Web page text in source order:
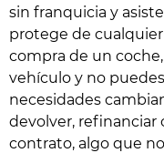
sin franquicia y
protege de
compra de un
vehículo y no
necesidades
devolver, refinanciar
contrato, algo que